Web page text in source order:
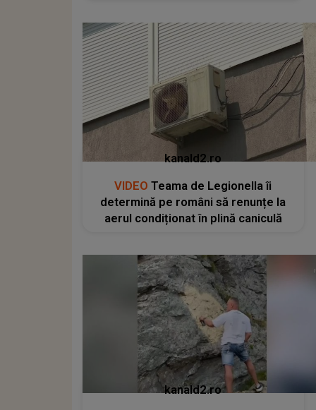
kanald2.ro
VIDEO Teama de Legionella îi
determină pe români să renunțe la
aerul condiționat în plină caniculă
kanald2.ro